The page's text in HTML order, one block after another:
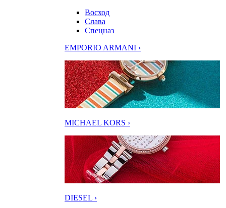
Восход
Слава
Спецназ
EMPORIO ARMANI ›
MICHAEL KORS ›
DIESEL ›